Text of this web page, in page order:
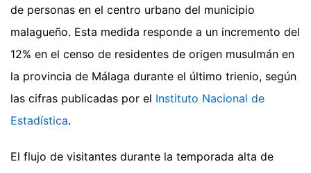
de personas en el centro urbano del municipio
malagueño. Esta medida responde a un incremento del
12% en el censo de residentes de origen musulmán en
la provincia de Málaga durante el último trienio, según
las cifras publicadas por el Instituto Nacional de
Estadística.
El flujo de visitantes durante la temporada alta de